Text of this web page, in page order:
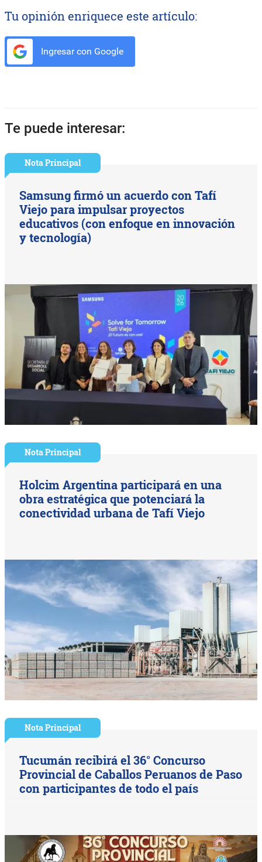
Tu opinión enriquece este artículo:
Ingresar con Google
Te puede interesar:
Nota Principal
Samsung firmó un acuerdo con Tafí
Viejo para impulsar proyectos
educativos (con enfoque en innovación
y tecnología)
Nota Principal
Holcim Argentina participará en una
obra estratégica que potenciará la
conectividad urbana de Tafí Viejo
Nota Principal
Tucumán recibirá el 36° Concurso
Provincial de Caballos Peruanos de Paso
con participantes de todo el país